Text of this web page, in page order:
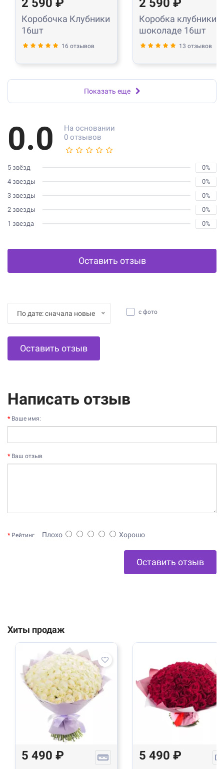
2 590 ₽
Коробочка Клубники
16шт
16 отзывов
2 590 ₽
Коробка клубники в
шоколаде 16шт
13 отзывов
Показать еще
0.0
На основании
0 отзывов
5 звёзд
0%
4 звезды
0%
3 звезды
0%
2 звезды
0%
1 звезда
0%
Оставить отзыв
По дате: сначала новые с фото
Оставить отзыв
Написать отзыв
Ваше имя:
Ваш отзыв
Рейтинг Плохо Хорошо
Оставить отзыв
Хиты продаж
5 490 ₽ 5 490 ₽